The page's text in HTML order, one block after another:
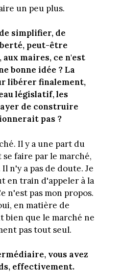
un peu plus.
simplifier, de
peut-être
aux maires, ce n'est
bonne idée ? La
libérer finalement,
législatif, les
de construire
pas ?
Il y a une part du
faire par le marché,
n'y a pas de doute. Je
en train d'appeler à la
n'est pas mon propos.
en matière de
bien que le marché ne
pas tout seul.
vous avez
effectivement.